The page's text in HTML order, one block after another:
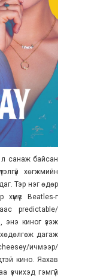
л санаж байсан
хөгжмийн
Тэр нэг өдөр
Beatles-г
predictable/
киног үзэж
хөдөлгөж дагаж
ичмээр/
кино. Яахав
гэмгүй